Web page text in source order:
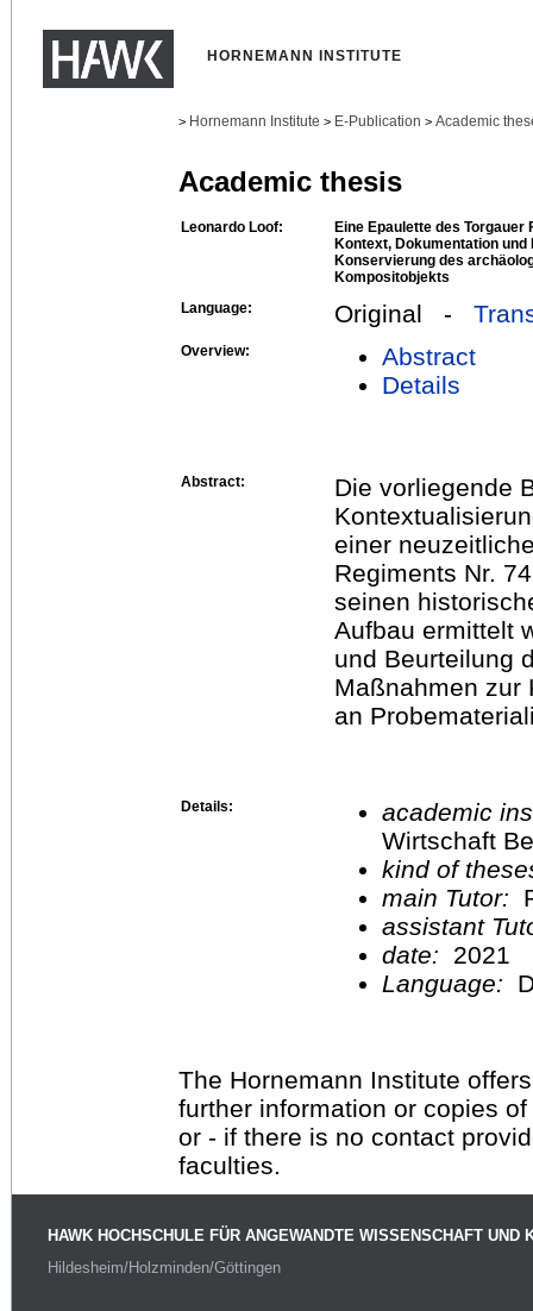
HORNEMANN INSTITUTE
> Hornemann Institute > E-Publication > Academic
Academic thesis
Leonardo Loof:
Eine Epaulette des
Kontext, Dokumentation und
Konservierung des
Kompositobjekts
Language:
Original -
Overview:
Abstract
Details
Abstract:
Die vorliegende
einer
Regiments Nr.
seinen
Aufbau ermittelt
und Beurteilung
Maßnahmen zur
an
Details:
academic
Wirtschaft
kind of
main Tutor:
assistant
date:
2021
Language:
The Hornemann Institute
further information or copies
or - if there is no contact
faculties.
HAWK HOCHSCHULE FÜR ANGEWANDTE WISSENSCHAFT UND
Hildesheim/Holzminden/Göttingen